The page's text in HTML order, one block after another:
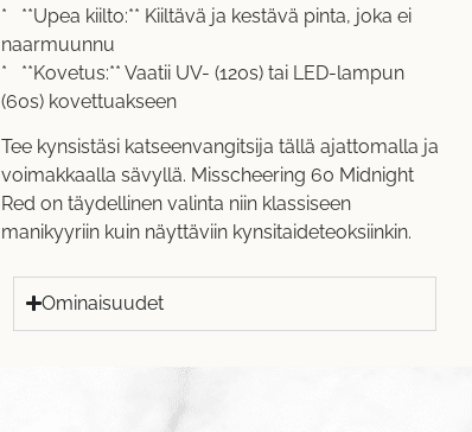
* **Upea kiilto:** Kiiltävä ja kestävä pinta, joka ei
naarmuunnu
* **Kovetus:** Vaatii UV- (120s) tai LED-lampun
(60s) kovettuakseen
Tee kynsistäsi katseenvangitsija tällä ajattomalla ja
voimakkaalla sävyllä. Misscheering 60 Midnight
Red on täydellinen valinta niin klassiseen
manikyyriin kuin näyttäviin kynsitaideteoksiinkin.
Ominaisuudet